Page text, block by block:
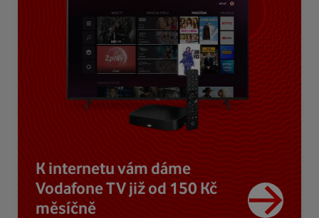
K internetu vám dáme
Vodafone TV již od 150 Kč
měsíčně